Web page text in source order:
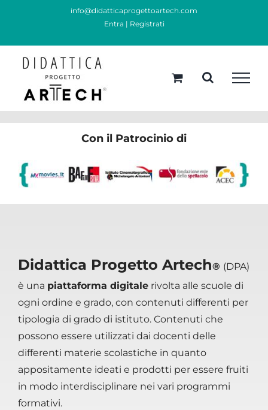
content
info@didatticaprogettoartech.com
Entra | Registrati
Con il Patrocinio di
Didattica Progetto Artech® (DPA)
è una piattaforma digitalerivolta alle scuole di
ogni ordine e grado, con contenuti differenti per
tipologia di grado di istituto. Contenuti che
possono essere utilizzati dai docenti delle
differenti materie scolastiche in quanto
appositamente ideati e prodotti per essere fruiti
in modo interdisciplinare nei vari programmi
formativi.